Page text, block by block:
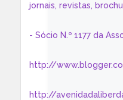
jornais, revistas,
- Sócio N.º 1177 da
http://
http://